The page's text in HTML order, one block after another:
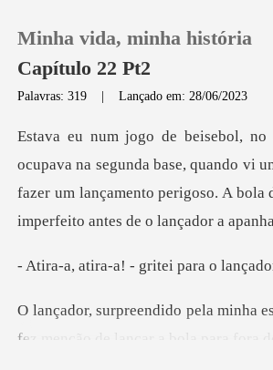
Loja
Minha vida, minha história
Capítulo 22 Pt2
Palavras: 319 |Lançado em: 28/06/2023
nda base, quando vi
fazer um lançamento perigos
a-a! - gritei p
ha
fez menç